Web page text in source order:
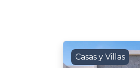
Casas y Villas